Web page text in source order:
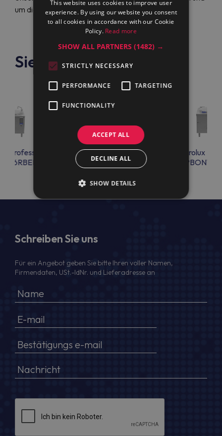
um die Uhr in Englisch oder Deutsch zur Verfügung.
Siehe auch
Professional
Electrolux Professional
PBON15EBEM
Electrolux
Schreiben Sie uns
Für ein Angebot geben Sie bitte Ihren voller Namen,
Firmendaten, USt.-IdNr. und Lieferadresse an
This website uses cookies to improve user
experience. By using our website you consent
to all cookies in accordance with our Cookie
Policy. Read more
SHOW ALL PARTNERS(1482) →
STRICTLY NECESSARY
PERFORMANCE TARGETING
FUNCTIONALITY
ACCEPT ALL
DECLINE ALL
SHOW DETAILS